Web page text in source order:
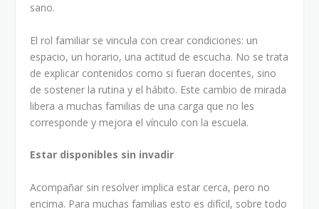
sano.
El rol familiar se vincula con crear condiciones: un
espacio, un horario, una actitud de escucha. No se trata
de explicar contenidos como si fueran docentes, sino
de sostener la rutina y el hábito. Este cambio de mirada
libera a muchas familias de una carga que no les
corresponde y mejora el vínculo con la escuela.
Estar disponibles sin invadir
Acompañar sin resolver implica estar cerca, pero no
encima. Para muchas familias esto es difícil, sobre todo